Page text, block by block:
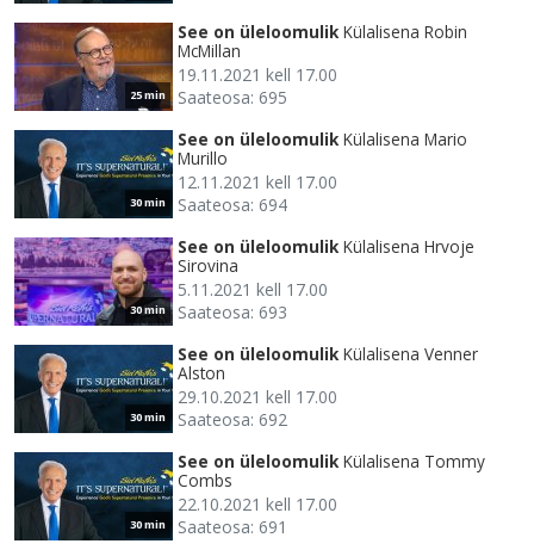
25 min
See on üleloomulik Külalisena Robin
McMillan
19.11.2021 kell 17.00
Saateosa: 695
30 min
See on üleloomulik Külalisena Mario
Murillo
12.11.2021 kell 17.00
Saateosa: 694
30 min
See on üleloomulik Külalisena Hrvoje
Sirovina
5.11.2021 kell 17.00
Saateosa: 693
30 min
See on üleloomulik Külalisena Venner
Alston
29.10.2021 kell 17.00
Saateosa: 692
30 min
See on üleloomulik Külalisena Tommy
Combs
22.10.2021 kell 17.00
Saateosa: 691